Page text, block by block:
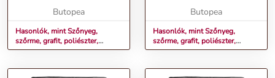
Butopea
Hasonlók, mint Szőnyeg,
szőrme, grafit, poliészter,
80x150 cm -
Butopea
Hasonlók, mint Szőnyeg,
szőrme, grafit, poliészter,
120x170 cm -